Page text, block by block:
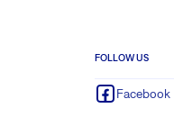
FOLLOW US
Facebook